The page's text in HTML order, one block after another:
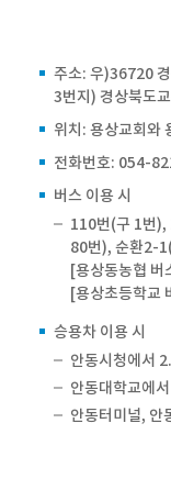
주소: 우)36720
3번지) 경상북도
위치: 용상교회와
전화번호: 054-
버스 이용 시
110번(구 1번
80번), 순환2-
[용상동농협 버
[용상초등학교
승용차 이용 시
안동시청에서
안동대학교에
안동터미널, 안